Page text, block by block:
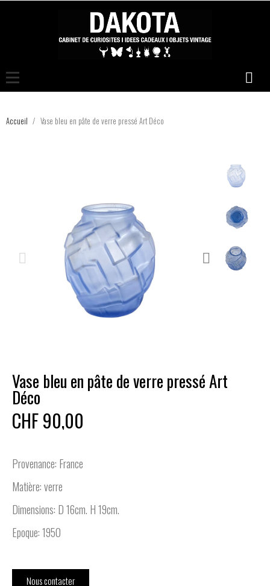
Accueil Vase bleu en pâte de verre pressé Art Déco
Vase bleu en pâte de verre pressé Art
Déco
CHF 90,00
Provenance: France
Matière: verre
Dimensions: D 16cm. H 19cm.
Epoque: 1950
Nous contacter